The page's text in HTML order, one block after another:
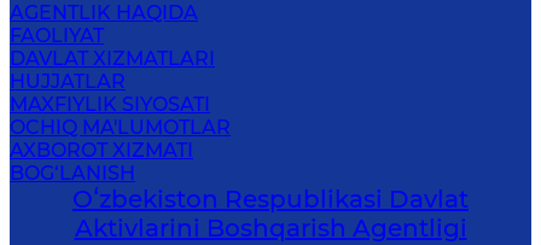
AGENTLIK HAQIDA
FAOLIYAT
DAVLAT XIZMATLARI
HUJJATLAR
MAXFIYLIK SIYOSATI
OCHIQ MA'LUMOTLAR
AXBOROT XIZMATI
BOG‘LANISH
Oʻzbekiston Respublikasi Davlat
Aktivlarini Boshqarish Agentligi